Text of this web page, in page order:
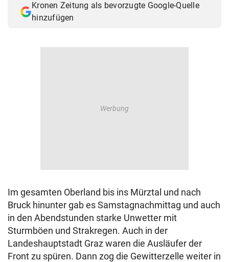
Kronen Zeitung als bevorzugte Google-Quelle
hinzufügen
Im gesamten Oberland bis ins Mürztal und nach
Bruck hinunter gab es Samstagnachmittag und auch
in den Abendstunden starke Unwetter mit
Sturmböen und Strakregen. Auch in der
Landeshauptstadt Graz waren die Ausläufer der
Front zu spüren. Dann zog die Gewitterzelle weiter in